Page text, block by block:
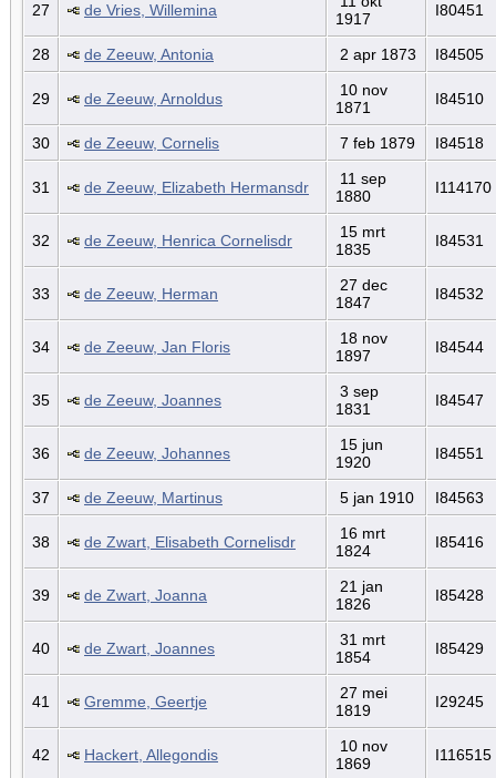
27 de Vries, Willemina
1917
I80451
28 de Zeeuw, Antonia 2 apr 1873 I84505
29 de Zeeuw, Arnoldus
10 nov
1871
I84510
30 de Zeeuw, Cornelis 7 feb 1879 I84518
31 de Zeeuw, Elizabeth Hermansdr
11 sep
1880
I114170
32 de Zeeuw, Henrica Cornelisdr
15 mrt
1835
I84531
33 de Zeeuw, Herman
27 dec
1847
I84532
34 de Zeeuw, Jan Floris
18 nov
1897
I84544
35 de Zeeuw, Joannes
3 sep
1831
I84547
36 de Zeeuw, Johannes
15 jun
1920
I84551
37 de Zeeuw, Martinus 5 jan 1910 I84563
38 de Zwart, Elisabeth Cornelisdr
16 mrt
1824
I85416
39 de Zwart, Joanna
21 jan
1826
I85428
40 de Zwart, Joannes
31 mrt
1854
I85429
41 Gremme, Geertje
27 mei
1819
I29245
42 Hackert, Allegondis
10 nov
1869
I116515